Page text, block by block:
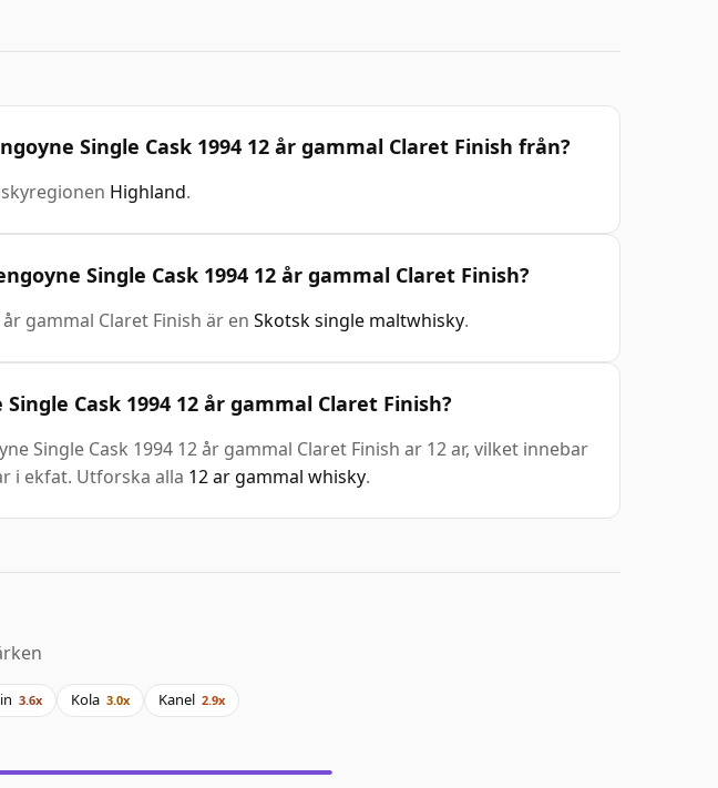
Single Cask 1994 12 år gammal Claret Finish från?
Highland.
Single Cask 1994 12 år gammal Claret Finish?
gammal Claret Finish är en Skotsk single maltwhisky.
Cask 1994 12 år gammal Claret Finish?
Single Cask 1994 12 år gammal Claret Finish ar 12 ar, vilket innebar
i ekfat. Utforska alla 12 ar gammal whisky.
3.6x Kola 3.0x Kanel 2.9x